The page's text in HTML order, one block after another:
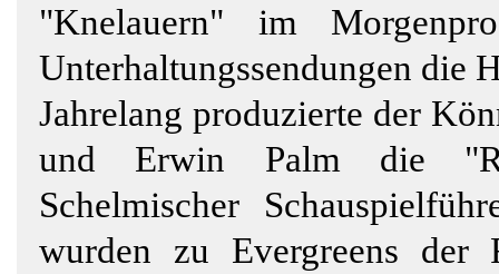
"Knelauern" im
Unterhaltungssendungen die
Jahrelang produzierte der
und Erwin Palm die
Schelmischer
wurden zu Evergreens der